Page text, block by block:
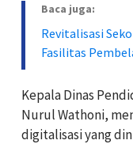
Baca juga:
Revitalisasi
Fasilitas
Kepala Dinas
Nurul Wathoni,
digitalisasi yang